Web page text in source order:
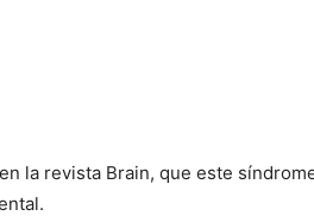
la revista Brain, que este